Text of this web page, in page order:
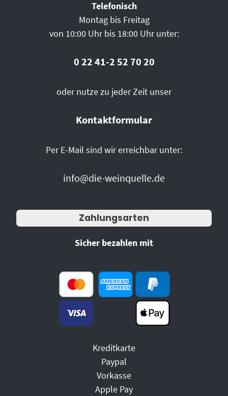
Telefonisch
Montag bis Freitag
von 10:00 Uhr bis 18:00 Uhr unter:
0 22 41-2 52 70 20
oder nutze zu jeder Zeit unser
Kontaktformular
Per E-Mail sind wir erreichbar unter:
info@die-weinquelle.de
Zahlungsarten
Sicher bezahlen mit
Kreditkarte
Paypal
Vorkasse
Apple Pay